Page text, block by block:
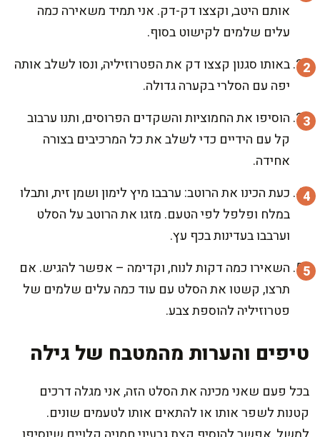
אותם היטב, וקצצו דק-דק. אני תמיד משאירה כמה
עלים שלמים לקישוט בסוף.
באותו סגנון קצצו דק את הפטרוזיליה, ונסו לשלב אותה
יפה עם הסלרי בקערה גדולה.
הוסיפו את החמוציות והשקדים הפרוסים, ותנו ערבוב
קל עם הידיים כדי לשלב את כל המרכיבים בצורה
אחידה.
כעת הכינו את הרוטב: ערבבו מיץ לימון ושמן זית, ותבלו
במלח ופלפל לפי הטעם. מזגו את הרוטב על הסלט
וערבבו בעדינות בכף עץ.
השאירו כמה דקות לנוח, וקדימה – אפשר להגיש. אם
תרצו, קשטו את הסלט עם עוד כמה עלים שלמים של
פטרוזיליה להוספת צבע.
טיפים והערות מהמטבח של גילה
בכל פעם שאני מכינה את הסלט הזה, אני מגלה דרכים
קטנות לשפר אותו או להתאים אותו לטעמים שונים.